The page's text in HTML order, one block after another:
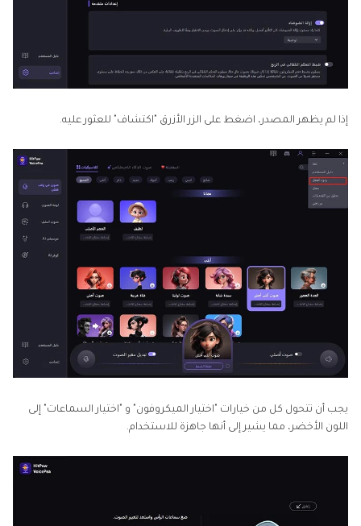
إذا لم يظهر المصدر، اضغط على الزر الأزرق "اكتشاف" للعثور عليه.
يجب أن تتحول كل من خيارات "اختيار الميكروفون" و "اختيار السماعات" إلى
اللون الأخضر، مما يشير إلى أنها جاهزة للاستخدام.